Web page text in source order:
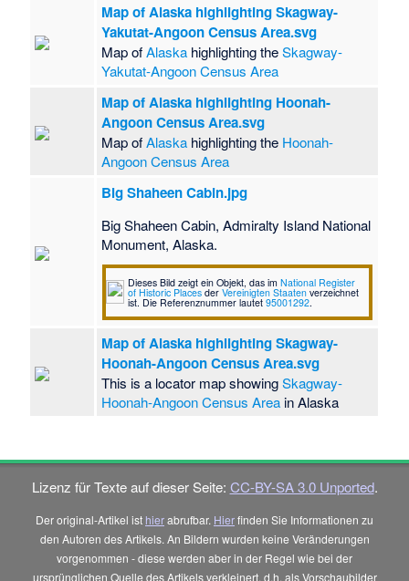
Map of Alaska highlighting Skagway-
Yakutat-Angoon Census Area.svg
Map ofAlaska highlighting theSkagway-
Yakutat-Angoon Census Area
Map of Alaska highlighting Hoonah-
Angoon Census Area.svg
Map ofAlaska highlighting the Hoonah-
Angoon Census Area
Big Shaheen Cabin.jpg
Big Shaheen Cabin, Admiralty Island National
Monument, Alaska.
Dieses Bild zeigt ein Objekt, das im National Register
of Historic Placesder Vereinigten Staatenverzeichnet
ist. Die Referenznummer lautet 95001292.
Map of Alaska highlighting Skagway-
Hoonah-Angoon Census Area.svg
This is a locator map showingSkagway-
Hoonah-Angoon Census Area in Alaska
Lizenz für Texte auf dieser Seite: CC-BY-SA 3.0 Unported.
Der original-Artikel ist hierabrufbar. Hierfinden Sie Informationen zu
den Autoren des Artikels. An Bildern wurden keine Veränderungen
vorgenommen - diese werden aber in der Regel wie bei der
ursprünglichen Quelle des Artikels verkleinert, d.h. als Vorschaubilder